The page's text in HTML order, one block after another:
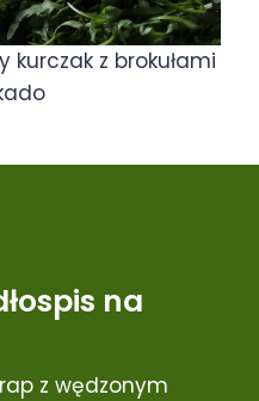
z brokułami
na
z wędzonym